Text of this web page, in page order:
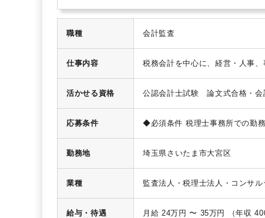
職種 会計監査
仕事内容
税務会計を中心に、経営・人事
業とのコミュニケーション強化
問（法人・個人） 税務調査 相続
経営支援 経理アウトソーシング
活かせる資格 公認会計士試験 論文式合格・会
応募条件 ◆必須条件 税理士事務所での勤
勤務地 埼玉県さいたま市大宮区
業種 監査法人・税理士法人・コンサ
給与・待遇